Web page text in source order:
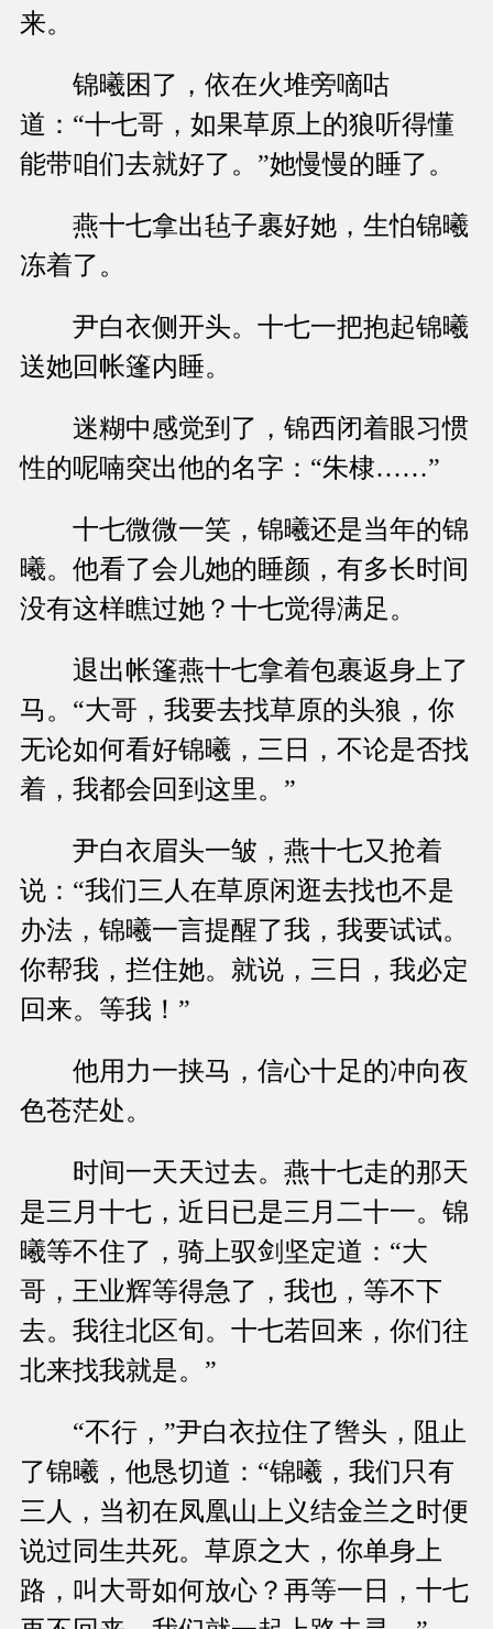
来。
锦曦困了，依在火堆旁嘀咕
道：“十七哥，如果草原上的狼听得懂
能带咱们去就好了。”她慢慢的睡了。
燕十七拿出毡子裹好她，生怕锦曦
冻着了。
尹白衣侧开头。十七一把抱起锦曦
送她回帐篷内睡。
迷糊中感觉到了，锦西闭着眼习惯
性的呢喃突出他的名字：“朱棣……”
十七微微一笑，锦曦还是当年的锦
曦。他看了会儿她的睡颜，有多长时间
没有这样瞧过她？十七觉得满足。
退出帐篷燕十七拿着包裹返身上了
马。“大哥，我要去找草原的头狼，你
无论如何看好锦曦，三日，不论是否找
着，我都会回到这里。”
尹白衣眉头一皱，燕十七又抢着
说：“我们三人在草原闲逛去找也不是
办法，锦曦一言提醒了我，我要试试。
你帮我，拦住她。就说，三日，我必定
回来。等我！”
他用力一挟马，信心十足的冲向夜
色苍茫处。
时间一天天过去。燕十七走的那天
是三月十七，近日已是三月二十一。锦
曦等不住了，骑上驭剑坚定道：“大
哥，王业辉等得急了，我也，等不下
去。我往北区旬。十七若回来，你们往
北来找我就是。”
“不行，”尹白衣拉住了辔头，阻止
了锦曦，他恳切道：“锦曦，我们只有
三人，当初在凤凰山上义结金兰之时便
说过同生共死。草原之大，你单身上
路，叫大哥如何放心？再等一日，十七